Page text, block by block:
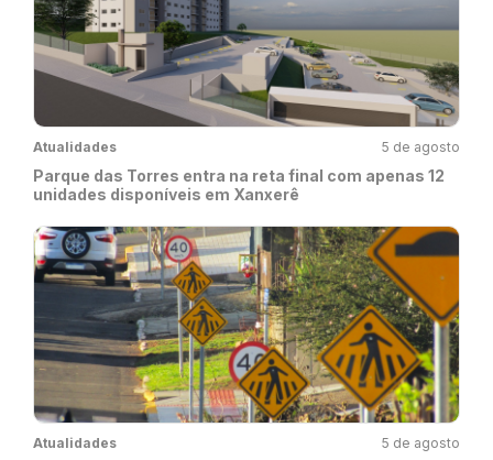
Atualidades 5 de agosto
Parque das Torres entra na reta final com apenas 12
unidades disponíveis em Xanxerê
Atualidades 5 de agosto